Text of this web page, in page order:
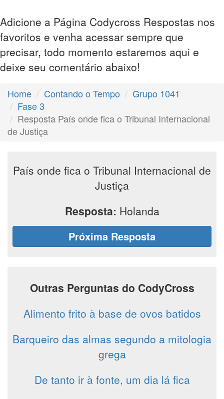
Adicione a Página Codycross Respostas nos
favoritos e venha acessar sempre que
precisar, todo momento estaremos aqui e
deixe seu comentário abaixo!
Home Contando o Tempo
Grupo 1041
Fase 3
Resposta País onde fica o Tribunal Internacional
de Justiça
País onde fica o Tribunal Internacional de
Justiça
Resposta: Holanda
Próxima Resposta
Outras Perguntas do CodyCross
Alimento frito à base de ovos batidos
Barqueiro das almas segundo a mitologia
grega
De tanto ir à fonte, um dia lá fica